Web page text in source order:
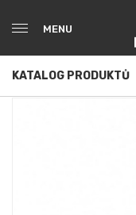
MENU
KATALOG PRODUKTŮ